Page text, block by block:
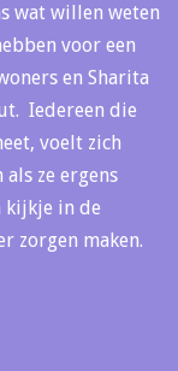
wat willen weten
voor een
en Sharita
Iedereen die
voelt zich
ze ergens
kijkje in de
zorgen maken.